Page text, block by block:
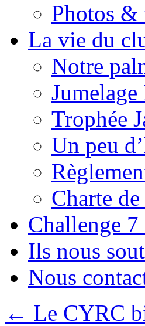
Photos &
La vie du
Notre
Jumelage
Trophée
Un peu
Charte
Challenge
Ils nous
Nous
← Le CYRC